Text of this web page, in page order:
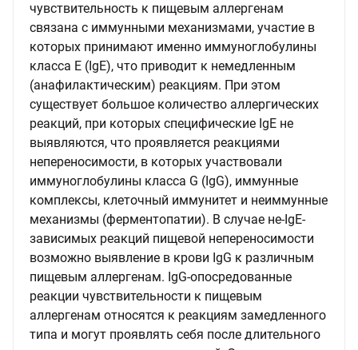
чувствительность к пищевым аллергенам
связана с иммунными механизмами, участие в
которых принимают именно иммуноглобулины
класса Е (IgE), что приводит к немедленным
(анафилактическим) реакциям. При этом
существует большое количество аллергических
реакций, при которых специфические IgE не
выявляются, что проявляется реакциями
непереносимости, в которых участвовали
иммуноглобулины класса G (IgG), иммунные
комплексы, клеточный иммунитет и неиммунные
механизмы (ферментопатии). В случае не-IgE-
зависимых реакций пищевой непереносимости
возможно выявление в крови IgG к различным
пищевым аллергенам. IgG-опосредованные
реакции чувствительности к пищевым
аллергенам относятся к реакциям замедленного
типа и могут проявлять себя после длительного